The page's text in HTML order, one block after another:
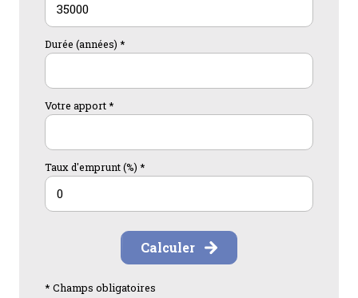
Durée (années) *
Votre apport *
Taux d'emprunt (%) *
Calculer
* Champs obligatoires